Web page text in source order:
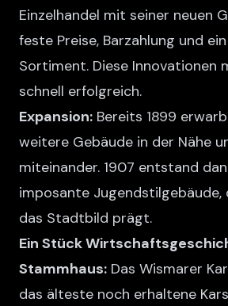
Einzelhandel mit seiner neuen
feste Preise, Barzahlung und
Sortiment. Diese Innovationen
schnell erfolgreich.
Expansion: Bereits 1899
weitere Gebäude in der Nähe
miteinander. 1907 entstand
imposante Jugendstilgebäude,
das Stadtbild prägt.
Ein Stück
Stammhaus: Das Wismarer
das älteste noch erhaltene